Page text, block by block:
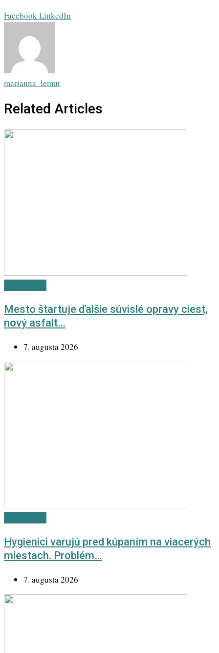
FacebookLinkedIn
marianna_lemur
Related Articles
Mesto štartuje ďalšie súvislé opravy ciest,
nový asfalt…
7. augusta 2026
Hygienici varujú pred kúpaním na viacerých
miestach. Problém…
7. augusta 2026